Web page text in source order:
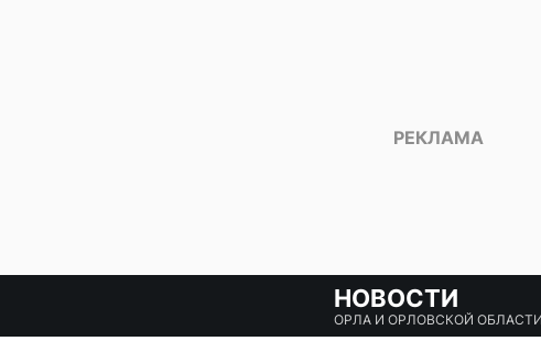
НОВОСТИ
ОРЛА И ОРЛОВСКОЙ ОБЛАСТИ